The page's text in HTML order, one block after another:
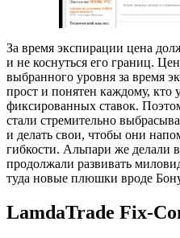
За время экспирации цена
и не коснуться его границ.
выбранного уровня за время
прост и понятен каждому, кто
фиксированных ставок.
стали стремительно
и делать свои, чтобы они
гибкости. Альпари же делали
продолжали развивать
туда новые плюшки вроде
LamdaTrade Fix-